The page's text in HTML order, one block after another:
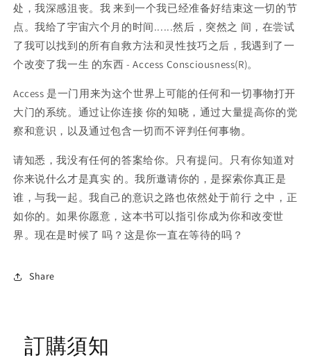
处，我深感沮丧。我 来到一个我已经准备好结束这一切的节
点。我给了宇宙六个月的时间......然后，突然之 间，在尝试
了我可以找到的所有自救方法和灵性技巧之后，我遇到了一
个改变了我一生 的东西 - Access Consciousness(R)。
Access 是一门用来为这个世界上可能的任何和一切事物打开
大门的系统。通过让你连接 你的知晓，通过大量提高你的觉
察和意识，以及通过包含一切而不评判任何事物。
请知悉，我没有任何的答案给你。只有提问。只有你知道对
你来说什么才是真实 的。我所邀请你的，是探索你真正是
谁，与我一起。我自己的意识之路也依然处于前行 之中，正
如你的。如果你愿意，这本书可以指引你成为你和改变世
界。现在是时候了 吗？这是你一直在等待的吗？
Share
訂購須知